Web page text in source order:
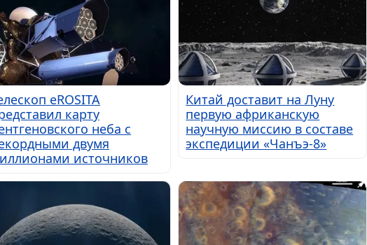
eROSITA
карту
неба с
двумя
источников
Китай доставит на Луну
первую африканскую
научную миссию в составе
экспедиции «Чанъэ-8»